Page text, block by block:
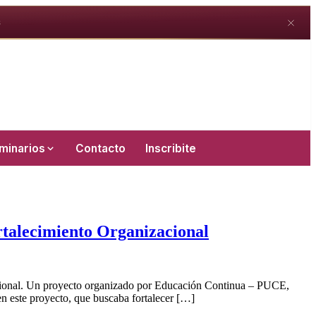
Contacto Inscribite
Organizacional
Un proyecto organizado por Educación Continua – PUCE,
este proyecto, que buscaba fortalecer […]